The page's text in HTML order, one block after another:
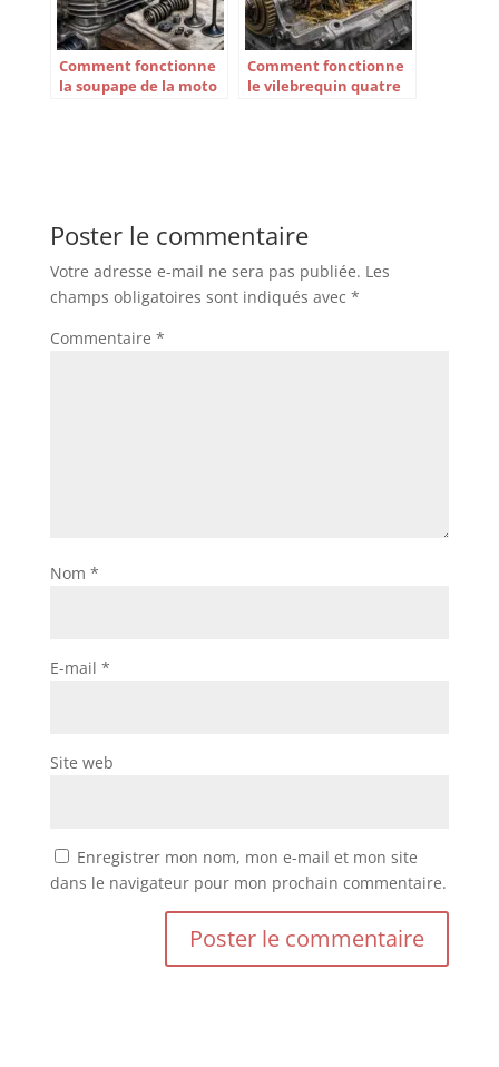
Comment fonctionne
la soupape de la moto
Comment fonctionne
le vilebrequin quatre
Poster le commentaire
Votre adresse e-mail ne sera pas publiée. Les
champs obligatoires sont indiqués avec *
Commentaire *
Nom *
E-mail *
Site web
Enregistrer mon nom, mon e-mail et mon site
dans le navigateur pour mon prochain commentaire.